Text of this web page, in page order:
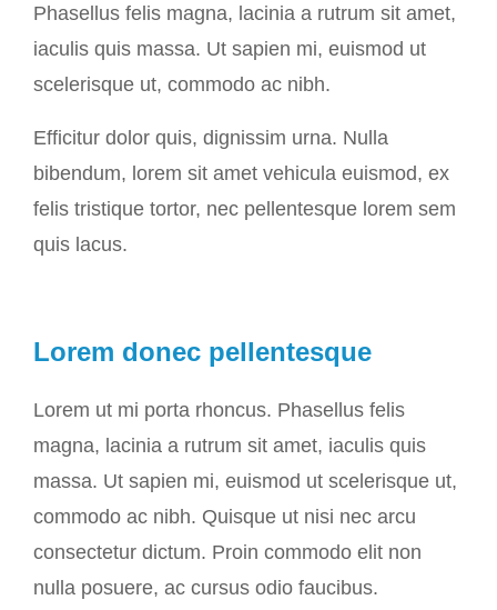
Phasellus felis magna, lacinia a rutrum sit amet,
iaculis quis massa. Ut sapien mi, euismod ut
scelerisque ut, commodo ac nibh.
Efficitur dolor quis, dignissim urna. Nulla
bibendum, lorem sit amet vehicula euismod, ex
felis tristique tortor, nec pellentesque lorem sem
quis lacus.
Lorem donec pellentesque
Lorem ut mi porta rhoncus. Phasellus felis
magna, lacinia a rutrum sit amet, iaculis quis
massa. Ut sapien mi, euismod ut scelerisque ut,
commodo ac nibh. Quisque ut nisi nec arcu
consectetur dictum. Proin commodo elit non
nulla posuere, ac cursus odio faucibus.